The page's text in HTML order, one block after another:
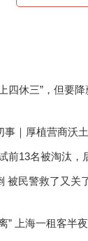
四休三”，但要
事｜厚植营商沃
前13名被淘汰，
被民警救了又关
” 上海一租客半